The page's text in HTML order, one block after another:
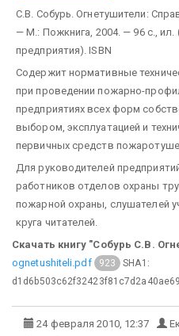
С.В. Собурь. Огнетушители:
— М.: Пожкнига, 2004. — 96 с.,
предприятия). ISBN
Содержит нормативные
при проведении пожарно-
предприятиях всех форм
выбором, эксплуатацией и
первичных средств
Для руководителей
работников отделов охраны
пожарной охраны, слушателей
круга читателей.
Скачать книгу "Собурь С.В.
ognetushiteli.pdf
923
SHA1:
24 февраля 2010, 12:37